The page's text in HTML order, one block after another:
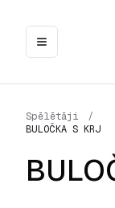
Spēlētāji
/
BULOČKA S KRJ